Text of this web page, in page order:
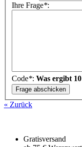
Ihre Frage*:
Code*: Was ergibt
« Zurück
Gratisversand